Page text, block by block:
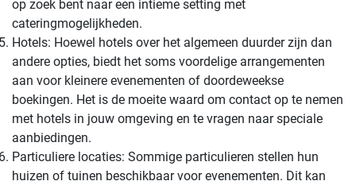
op zoek bent naar een intieme setting met
cateringmogelijkheden.
Hotels: Hoewel hotels over het algemeen duurder zijn dan
andere opties, biedt het soms voordelige arrangementen
aan voor kleinere evenementen of doordeweekse
boekingen. Het is de moeite waard om contact op te nemen
met hotels in jouw omgeving en te vragen naar speciale
aanbiedingen.
Particuliere locaties: Sommige particulieren stellen hun
huizen of tuinen beschikbaar voor evenementen. Dit kan